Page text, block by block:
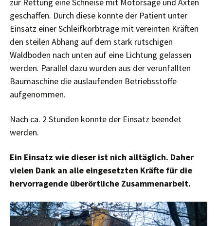
geschaffen. Durch diese konnte der Patient unter
Einsatz einer Schleifkorbtrage mit vereinten Kräften
den steilen Abhang auf dem stark rutschigen
Waldboden nach unten auf eine Lichtung gelassen
werden. Parallel dazu wurden aus der verunfallten
Baumaschine die auslaufenden Betriebsstoffe
aufgenommen.
Nach ca. 2 Stunden konnte der Einsatz beendet
werden.
Ein Einsatz wie dieser ist nich alltäglich. Daher
vielen Dank an alle eingesetzten Kräfte für die
hervorragende überörtliche Zusammenarbeit.